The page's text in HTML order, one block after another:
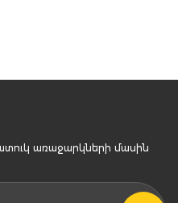
առաջարկների մասին